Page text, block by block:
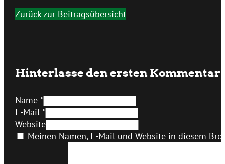
Zurück zur Beitragsübersicht
Hinterlasse den ersten Kommentar
Name *
E-Mail *
Website
Meinen Namen, E-Mail und Website in diesem